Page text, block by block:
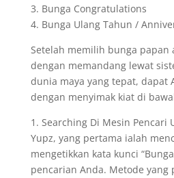
3. Bunga Congratulations
4. Bunga Ulang Tahun /
Setelah memilih bunga papan
dengan memandang lewat
dunia maya yang tepat, dapat
dengan menyimak kiat di
1. Searching Di Mesin Pencari
Yupz, yang pertama ialah
mengetikkan kata kunci
pencarian Anda. Metode yang